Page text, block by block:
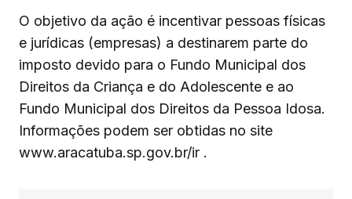
O objetivo da ação é incentivar pessoas físicas
e jurídicas (empresas) a destinarem parte do
imposto devido para o Fundo Municipal dos
Direitos da Criança e do Adolescente e ao
Fundo Municipal dos Direitos da Pessoa Idosa.
Informações podem ser obtidas no site
www.aracatuba.sp.gov.br/ir .